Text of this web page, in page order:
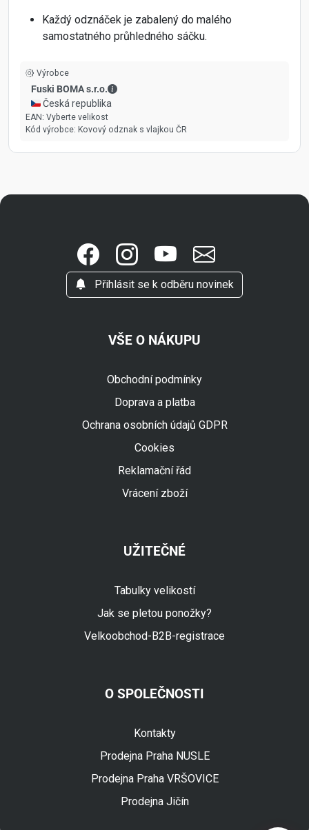
Každý odznáček je zabalený do malého
samostatného průhledného sáčku.
Výrobce
Fuski BOMA s.r.o.
Fuski BOMA s.r.o. - Kontaktní údaje
🇨🇿 Česká republika
EAN: Vyberte velikost
Kód výrobce: Kovový odznak s vlajkou ČR
Přihlásit se k odběru novinek
VŠE O NÁKUPU
Obchodní podmínky
Doprava a platba
Ochrana osobních údajů GDPR
Cookies
Reklamační řád
Vrácení zboží
UŽITEČNÉ
Tabulky velikostí
Jak se pletou ponožky?
Velkoobchod-B2B-registrace
O SPOLEČNOSTI
Kontakty
Prodejna Praha NUSLE
Prodejna Praha VRŠOVICE
Prodejna Jičín